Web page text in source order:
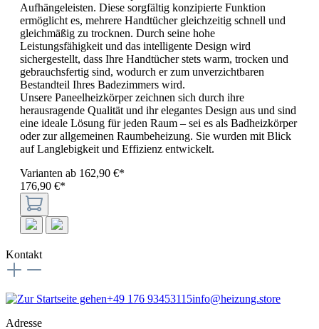
Aufhängeleisten. Diese sorgfältig konzipierte Funktion
ermöglicht es, mehrere Handtücher gleichzeitig schnell und
gleichmäßig zu trocknen. Durch seine hohe
Leistungsfähigkeit und das intelligente Design wird
sichergestellt, dass Ihre Handtücher stets warm, trocken und
gebrauchsfertig sind, wodurch er zum unverzichtbaren
Bestandteil Ihres Badezimmers wird.
Unsere Paneelheizkörper zeichnen sich durch ihre
herausragende Qualität und ihr elegantes Design aus und sind
eine ideale Lösung für jeden Raum – sei es als Badheizkörper
oder zur allgemeinen Raumbeheizung. Sie wurden mit Blick
auf Langlebigkeit und Effizienz entwickelt.
Varianten ab 162,90 €*
176,90 €*
Kontakt
+49 176 93453115info@heizung.store
Adresse